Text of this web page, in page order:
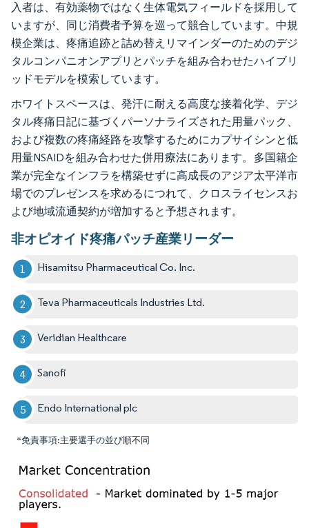
入者は、有効薬物ではなく生体電気フィールドを採用して
いますが、同じ消費者予算を巡って競合しています。中規
模企業は、疼痛追跡と詰め替えリマインダーのためのデジ
タルコンパニオンアプリとパッチを組み合わせたハイブリ
ッドモデルを模索しています。
ホワイトスペースは、発汗に耐える高度な接着化学、デジ
タル疼痛日記に基づくパーソナライズされた用量パック、
および複数の疼痛経路を攻撃するためにカプサイシンと低
用量NSAIDを組み合わせた併用療法にあります。多国籍企
業が完全なインフラを構築せずに高成長のアジア太平洋市
場でのプレゼンスを求めるにつれて、クロスライセンスお
よび地域流通契約が増加すると予想されます。
非オピオイド疼痛パッチ産業リーダー
Hisamitsu Pharmaceutical Co. Inc.
Teva Pharmaceuticals Industries Ltd.
Veridian Healthcare
Sanofi
Endo International plc
*免責事項:主要選手の並び順不同